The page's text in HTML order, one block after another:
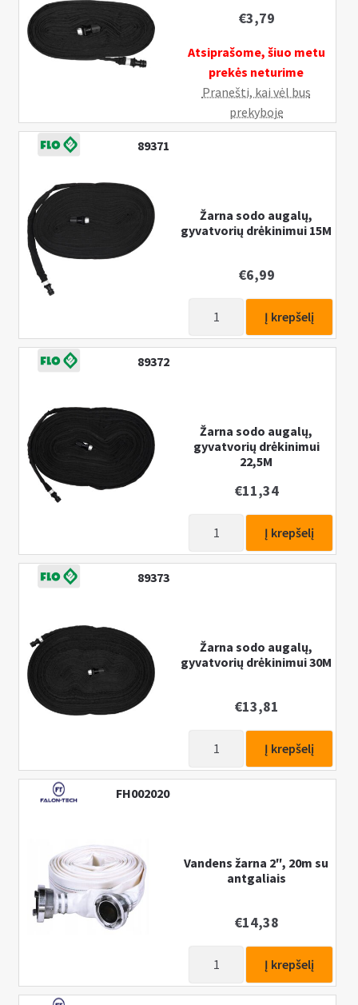
€3,79
Atsiprašome, šiuo metu
prekės neturime
Pranešti, kai vėl bus
prekyboje
89371
Žarna sodo augalų,
gyvatvorių drėkinimui 15M
€6,99
Žarna
drėkinimui
15M
Į krepšelį
89372
Žarna sodo augalų,
gyvatvorių drėkinimui
22,5M
€11,34
Žarna
drėkinimui
22,5M
Į krepšelį
89373
Žarna sodo augalų,
gyvatvorių drėkinimui 30M
€13,81
Žarna
drėkinimui
Į krepšelį
FH002020
Vandens žarna 2″, 20m su
antgaliais
€14,38
Vandens
Į krepšelį